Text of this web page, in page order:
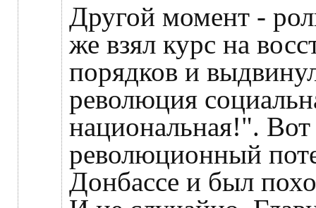
Другой момент -
же взял курс на
порядков и
революция
национальная!".
революционный
Донбассе и был